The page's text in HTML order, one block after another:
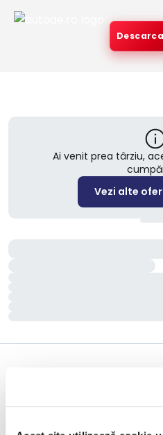
Ai venit prea târziu,
Vezi alte